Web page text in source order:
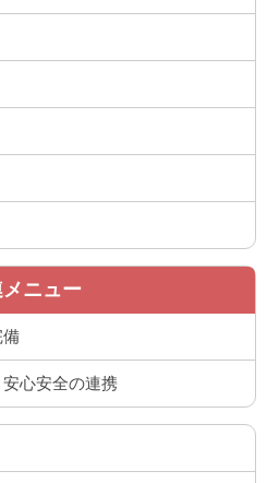
メニュー
心安全の連携